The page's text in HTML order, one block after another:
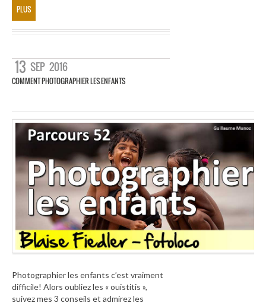
PLUS
13 SEP 2016
COMMENT PHOTOGRAPHIER LES ENFANTS
Photographier les enfants c’est vraiment
difficile! Alors oubliez les « ouistitis »,
suivez mes 3 conseils et admirez les